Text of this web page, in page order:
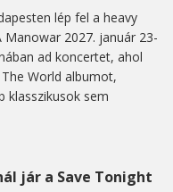
lép fel a heavy
2027. január 23-
ad koncertet, ahol
World albumot,
klasszikusok sem
jár a Save Tonight